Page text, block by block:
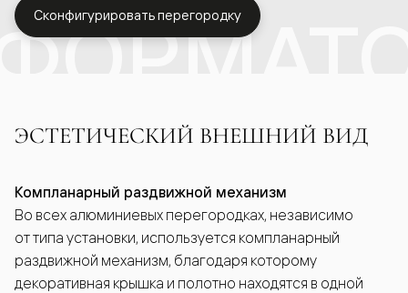
Сконфигурировать перегородку
ЭСТЕТИЧЕСКИЙ ВНЕШНИЙ ВИД
Компланарный раздвижной механизм
Во всех алюминиевых перегородках, независимо
от типа установки, используется компланарный
раздвижной механизм, благодаря которому
декоративная крышка и полотно находятся в одной